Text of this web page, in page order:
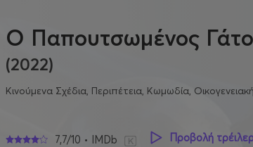
Ο Παπουτσωμένος
(2022)
Κινούμενα Σχέδια, Περιπέτεια, Κωμωδία,
7,7/10 • IMDb Προβολή